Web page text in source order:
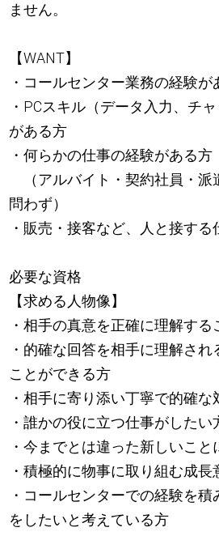
ません。
【WANT】
・コールセンター業務の経験が
・PCスキル（データ入力、チャ
がある方
・何らかの仕事の経験がある方
（アルバイト・契約社員・派
問わず）
・販売・接客など、人と接す
必要な資格
【求める人物像】
・相手の真意を正確に理解す
・的確な回答を相手に理解さ
ことができる方
・相手に寄り添い丁寧で的確
・誰かの役に立つ仕事がしたい
・今までとは違った新しいこ
・積極的に物事に取り組む成長
・コールセンターでの経験を
をしたいと考えている方